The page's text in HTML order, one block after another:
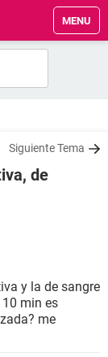
MENU
Siguiente Tema
de
y la de sangre
min es
me